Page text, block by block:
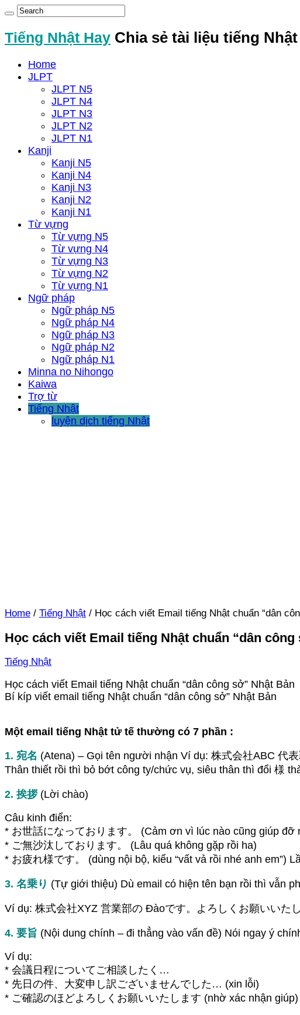
Tiếng Nhật Hay Chia sẻ tài liệu tiếng
Home
JLPT
JLPT N5
JLPT N4
JLPT N3
JLPT N2
JLPT N1
Kanji
Kanji N5
Kanji N4
Kanji N3
Kanji N2
Kanji N1
Từ vựng
Từ vựng N5
Từ vựng N4
Từ vựng N3
Từ vựng N2
Từ vựng N1
Ngữ pháp
Ngữ pháp N5
Ngữ pháp N4
Ngữ pháp N3
Ngữ pháp N2
Ngữ pháp N1
Minna no Nihongo
Kaiwa
Trợ từ
Tiếng Nhật
luyện dịch tiếng Nhật
Home / Tiếng Nhật / Học cách viết Email tiếng Nhật chuẩn “dân
Học cách viết Email tiếng Nhật chuẩn “dân công
Tiếng Nhật
Học cách viết Email tiếng Nhật chuẩn “dân công sở” Nhật Bản
Bí kíp viết email tiếng Nhật chuẩn “dân công sở” Nhật Bản
Một email tiếng Nhật tử tế thường có 7 phần :
1. 宛名 (Atena) – Gọi tên người nhận Ví dụ: 株式会社ABC 代
Thân thiết rồi thì bỏ bớt công ty/chức vụ, siêu thân thì đổi 様
2. 挨拶(Lời chào)
Câu kinh điển:
* お世話になっております。 (Cảm ơn vì lúc nào cũng giúp đỡ
* ご無沙汰しております。 (Lâu quá không gặp rồi ha)
* お疲れ様です。 (dùng nội bộ, kiểu “vất vả rồi nhé anh em”)
3. 名乗り (Tự giới thiệu) Dù email có hiện tên bạn rồi thì vẫn
Ví dụ: 株式会社XYZ 営業部の Đàoです。よろしくお願いい
4. 要旨 (Nội dung chính – đi thẳng vào vấn đề) Nói ngay ý
Ví dụ:
* 会議日程についてご相談したく…
* 先日の件、大変申し訳ございませんでした… (xin lỗi)
* ご確認のほどよろしくお願いいたします (nhờ xác nhận giúp)